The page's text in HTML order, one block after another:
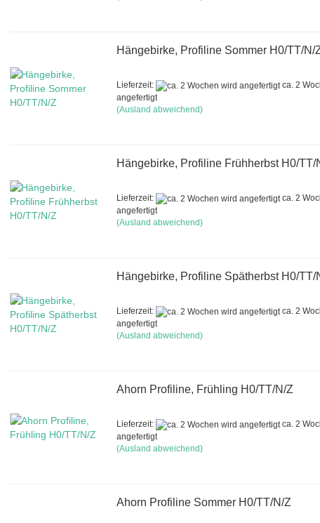
Hängebirke, Profiline Sommer H0/TT/N/
Lieferzeit:
ca. 2
angefertigt
(Ausland abweichend)
Hängebirke, Profiline Frühherbst H0/TT/
Lieferzeit:
ca. 2
angefertigt
(Ausland abweichend)
Hängebirke, Profiline Spätherbst H0/TT/
Lieferzeit:
ca. 2
angefertigt
(Ausland abweichend)
Ahorn Profiline, Frühling H0/TT/N/Z
Lieferzeit:
ca. 2
angefertigt
(Ausland abweichend)
Ahorn Profiline Sommer H0/TT/N/Z